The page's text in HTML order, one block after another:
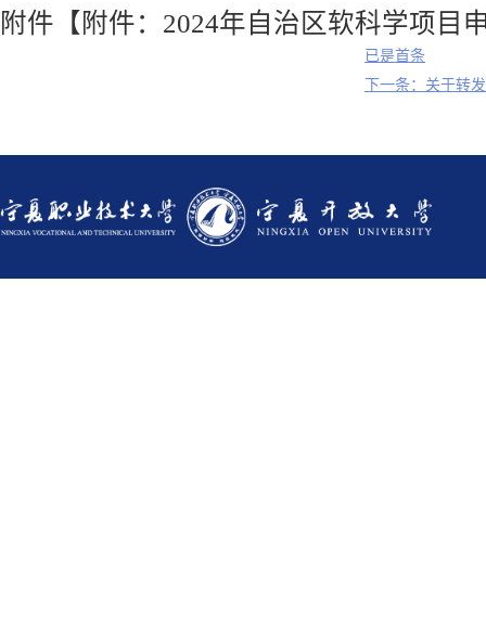
附件【 附件：2024年自治区软科学项目
已是首条
下一条：关于转